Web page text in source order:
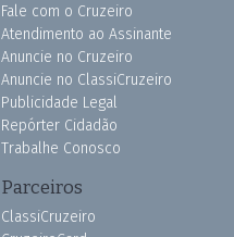
Fale com o Cruzeiro
Atendimento ao Assinante
Anuncie no Cruzeiro
Anuncie no ClassiCruzeiro
Publicidade Legal
Repórter Cidadão
Trabalhe Conosco
Parceiros
ClassiCruzeiro